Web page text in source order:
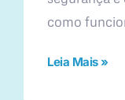
como
Leia Mais »